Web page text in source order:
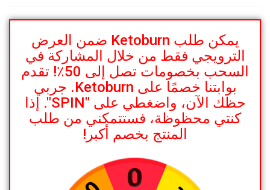
يمكن طلب Ketoburn ضمن العرض
الترويجي فقط من خلال المشاركة في
السحب بخصومات تصل إلى 50٪! تقدم
بوابتنا خصمًا على Ketoburn. جربي
حظك الآن، واضغطي على "SPIN". إذا
كنتي محظوظة، فستتمكني من طلب
المنتج بخصم أكبر!